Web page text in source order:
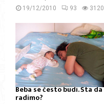
19/12/2010 93 3120
Beba se često budi. Šta da
radimo?